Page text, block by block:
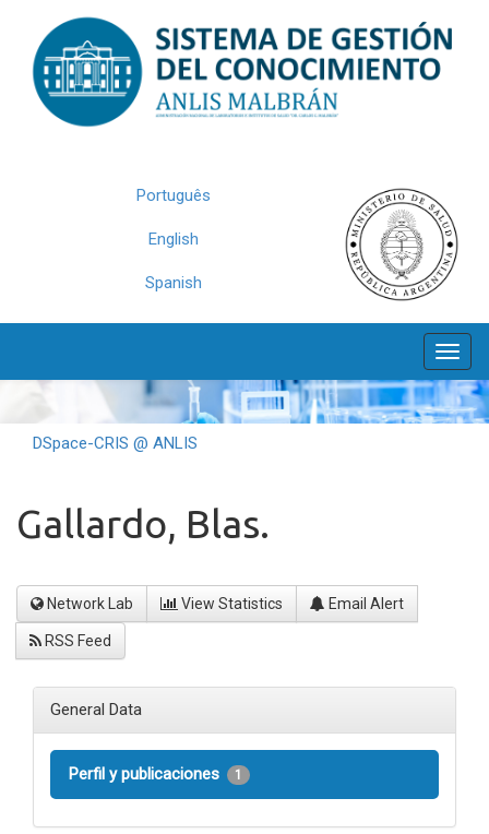
navigation
Português
English
Spanish
DSpace-CRIS @ ANLIS
Gallardo, Blas.
Network Lab View Statistics Email Alert
RSS Feed
General Data
Perfil y publicaciones 1